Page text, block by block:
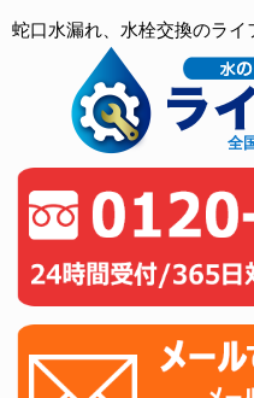
蛇口水漏れ、水栓交換のライ
全